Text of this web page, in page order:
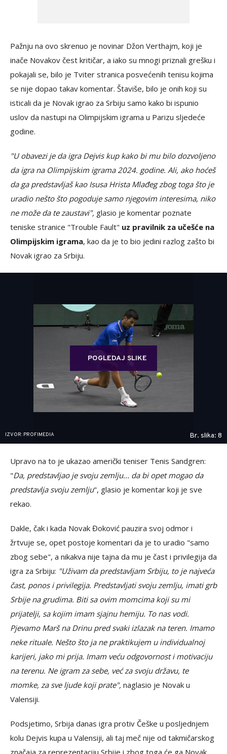
Pažnju na ovo skrenuo je novinar Džon Verthajm, koji je
inače Novakov čest kritičar, a iako su mnogi priznali grešku i
pokajali se, bilo je Tviter stranica posvećenih tenisu kojima
se nije dopao takav komentar. Štaviše, bilo je onih koji su
isticali da je Novak igrao za Srbiju samo kako bi ispunio
uslov da nastupi na Olimpijskim igrama u Parizu sljedeće
godine.
"U obavezi je da igra Dejvis kup kako bi mu bilo dozvoljeno
da igra na Olimpijskim igrama 2024. godine. Ali, ako hoćeš
da ga predstavljaš kao Isusa Hrista Mlađeg zbog toga što je
uradio nešto što pogoduje samo njegovim interesima, niko
ne može da te zaustavi", glasio je komentar poznate
teniske stranice "Trouble Fault" uz pravilnik za učešće na
Olimpijskim igrama, kao da je to bio jedini razlog zašto bi
Novak igrao za Srbiju.
POGLEDAJ SLIKE
IZVOR: PROFIMEDIA Br. slika: 8
Upravo na to je ukazao američki teniser Tenis Sandgren:
"Da, predstavljao je svoju zemlju... da bi opet mogao da
predstavlja svoju zemlju", glasio je komentar koji je sve
rekao.
Dakle, čak i kada Novak Đoković pauzira svoj odmor i
žrtvuje se, opet postoje komentari da je to uradio "samo
zbog sebe", a nikakva nije tajna da mu je čast i privilegija da
igra za Srbiju: "Uživam da predstavljam Srbiju, to je najveća
čast, ponos i privilegija. Predstavljati svoju zemlju, imati grb
Srbije na grudima. Biti sa ovim momcima koji su mi
prijatelji, sa kojim imam sjajnu hemiju. To nas vodi.
Pjevamo Marš na Drinu pred svaki izlazak na teren. Imamo
neke rituale. Nešto što ja ne praktikujem u individualnoj
karijeri, jako mi prija. Imam veću odgovornost i motivaciju
na terenu. Ne igram za sebe, već za svoju državu, te
momke, za sve ljude koji prate", naglasio je Novak u
Valensiji.
Podsjetimo, Srbija danas igra protiv Češke u posljednjem
kolu Dejvis kupa u Valensiji, ali taj meč nije od takmičarskog
značaja za reprezentaciju Srbije i zbog toga će ga Novak